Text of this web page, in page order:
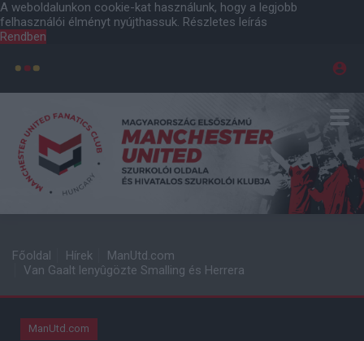
A weboldalunkon cookie-kat használunk, hogy a legjobb
felhasználói élményt nyújthassuk. Részletes leírás
Rendben
Főoldal Hírek
ManUtd.com
Van Gaalt lenyûgözte Smalling és Herrera
ManUtd.com